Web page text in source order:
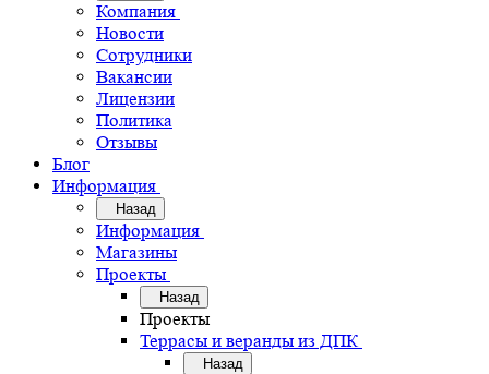
Компания
Новости
Сотрудники
Вакансии
Лицензии
Политика
Отзывы
Блог
Информация
Назад
Информация
Магазины
Проекты
Назад
Проекты
Террасы и веранды из ДПК
Назад